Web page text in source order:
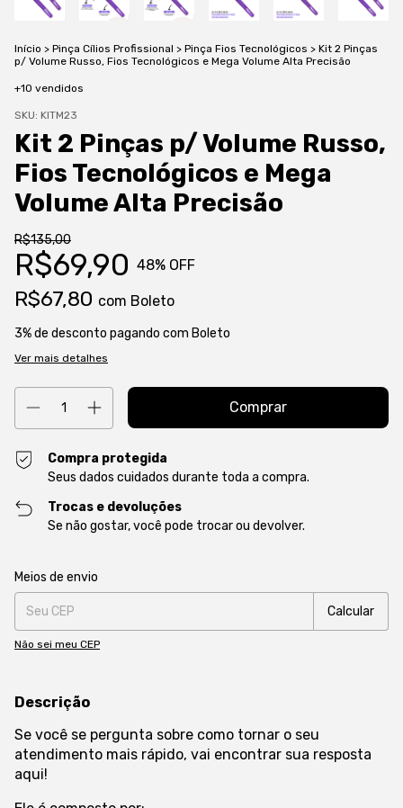
Início > Pinça Cílios Profissional > Pinça Fios Tecnológicos > Kit 2 Pinças
p/ Volume Russo, Fios Tecnológicos e Mega Volume Alta Precisão
+10 vendidos
SKU: KITM23
Kit 2 Pinças p/ Volume Russo,
Fios Tecnológicos e Mega
Volume Alta Precisão
R$135,00
R$69,90 48% OFF
R$67,80 com Boleto
3% de desconto pagando com Boleto
Ver mais detalhes
Compra protegida
Seus dados cuidados durante toda a compra.
Trocas e devoluções
Se não gostar, você pode trocar ou devolver.
Entregas para o CEP:
Meios de envio
Calcular
Não sei meu CEP
Descrição
Se você se pergunta sobre como tornar o seu
atendimento mais rápido, vai encontrar sua resposta
aqui!